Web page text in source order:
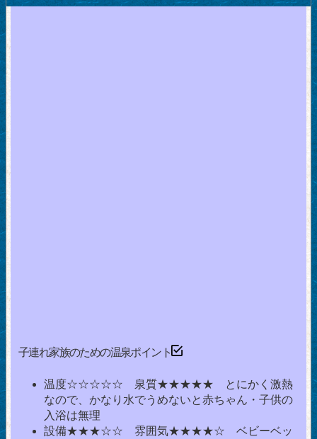
子連れ家族のための温泉ポイント
温度☆☆☆☆☆ 泉質★★★★★ とにかく激熱
なので、かなり水でうめないと赤ちゃん・子供の
入浴は無理
設備★★★☆☆ 雰囲気★★★★☆ ベビーベッ